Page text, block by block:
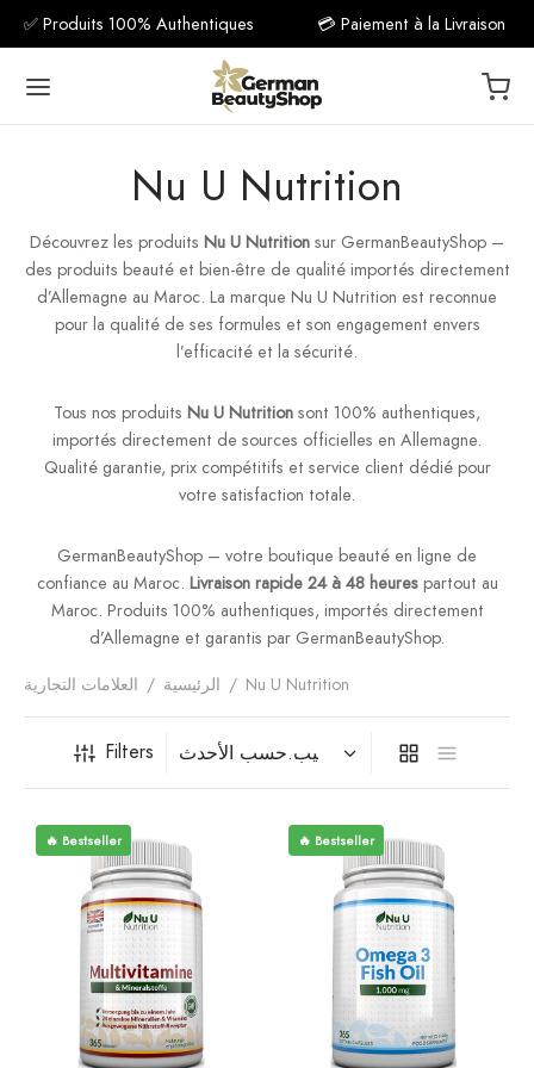
✅ Produits 100% Authentiques 💳 Paiement à la Livraison
Nu U Nutrition
Découvrez les produits Nu U Nutrition sur GermanBeautyShop –
des produits beauté et bien-être de qualité importés directement
d’Allemagne au Maroc. La marque Nu U Nutrition est reconnue
pour la qualité de ses formules et son engagement envers
l’efficacité et la sécurité.
Tous nos produits Nu U Nutrition sont 100% authentiques,
importés directement de sources officielles en Allemagne.
Qualité garantie, prix compétitifs et service client dédié pour
votre satisfaction totale.
GermanBeautyShop – votre boutique beauté en ligne de
confiance au Maroc. Livraison rapide 24 à 48 heurespartout au
Maroc. Produits 100% authentiques, importés directement
d’Allemagne et garantis par GermanBeautyShop.
الرئيسية / العلامات التجارية / Nu U Nutrition
Filters
🔥 Bestseller 🔥 Bestseller
Back
مكمل
فيتامينات